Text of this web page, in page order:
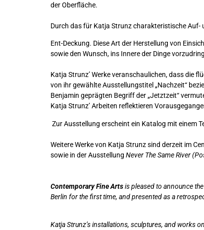
der Oberfläche.
Durch das für Katja Strunz charakteristische Auf-
Ent-Deckung. Diese Art der Herstellung von
sowie den Wunsch, ins Innere der Dinge
Katja Strunz’ Werke veranschaulichen, dass die
von ihr gewählte Ausstellungstitel „Nachzeit“
Benjamin geprägten Begriff der „Jetztzeit“
Katja Strunz’ Arbeiten reflektieren
Zur Ausstellung erscheint ein Katalog mit einem
Weitere Werke von Katja Strunz sind derzeit im
sowie in der Ausstellung Never The Same River
Contemporary Fine Artsis pleased to announce
Berlin for the first time, and presented as a
Katja Strunz’s installations, sculptures, and works